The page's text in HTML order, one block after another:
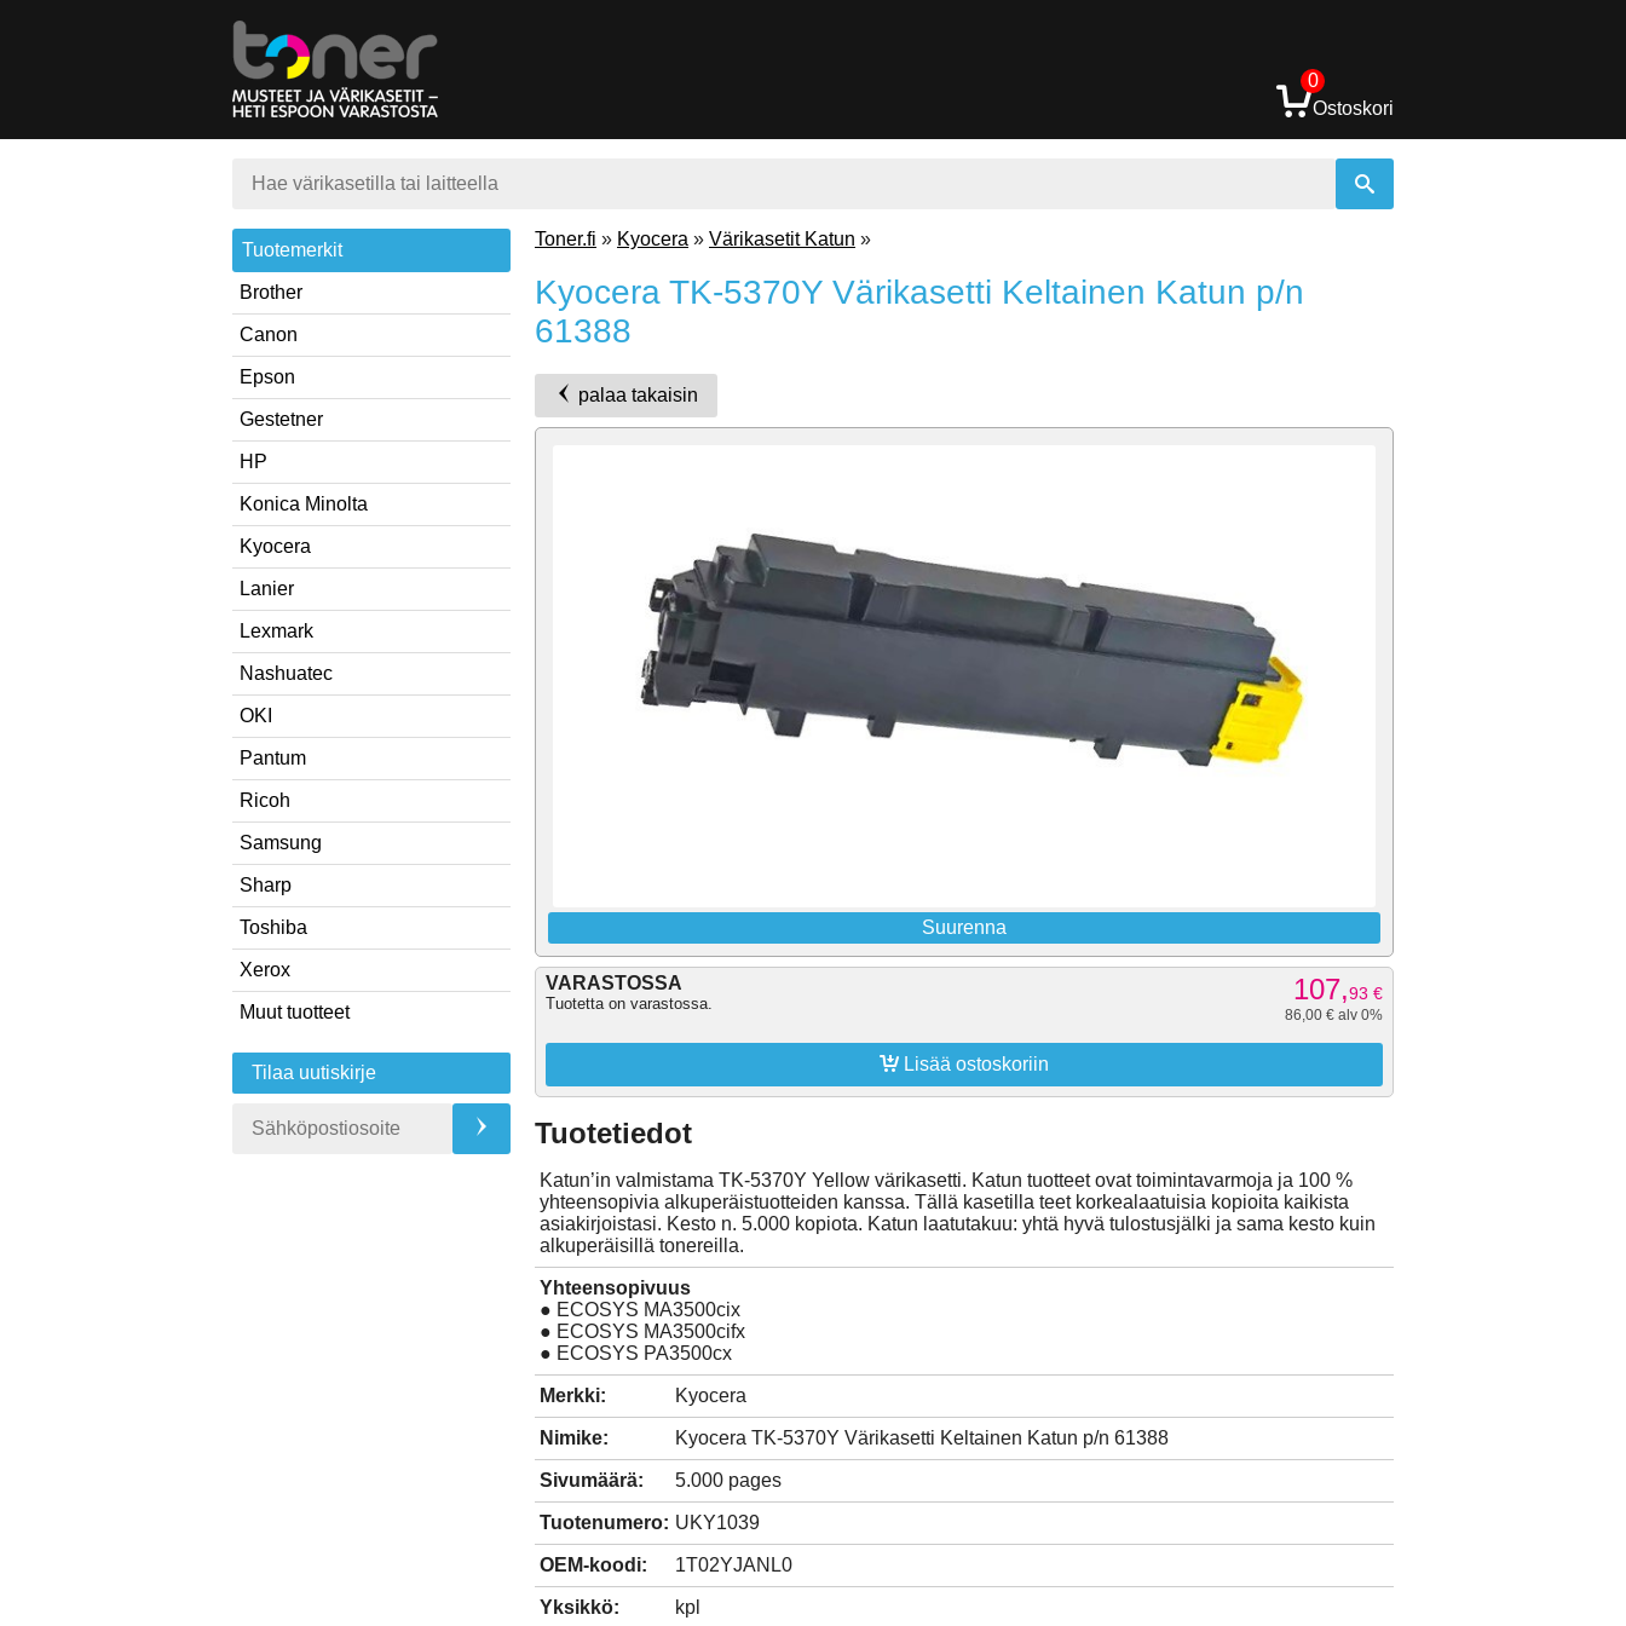
0
Ostoskori
Tuotemerkit
Brother
Canon
Epson
Gestetner
HP
Konica Minolta
Kyocera
Lanier
Lexmark
Nashuatec
OKI
Pantum
Ricoh
Samsung
Sharp
Toshiba
Xerox
Muut tuotteet
Tilaa uutiskirje
Toner.fi » Kyocera » Värikasetit Katun »
Kyocera TK-5370Y Värikasetti Keltainen Katun p/n
61388
palaa takaisin
Suurenna
VARASTOSSA
Tuotetta on varastossa. 107,93 €
86,00 € alv 0%
 Lisää ostoskoriin
Tuotetiedot
Katun’in valmistama TK-5370Y Yellow värikasetti. Katun tuotteet ovat toimintavarmoja ja 100 %
yhteensopivia alkuperäistuotteiden kanssa. Tällä kasetilla teet korkealaatuisia kopioita kaikista
asiakirjoistasi. Kesto n. 5.000 kopiota. Katun laatutakuu: yhtä hyvä tulostusjälki ja sama kesto kuin
alkuperäisillä tonereilla.
Yhteensopivuus
● ECOSYS MA3500cix
● ECOSYS MA3500cifx
● ECOSYS PA3500cx
Merkki: Kyocera
Nimike: Kyocera TK-5370Y Värikasetti Keltainen Katun p/n 61388
Sivumäärä: 5.000 pages
Tuotenumero: UKY1039
OEM-koodi: 1T02YJANL0
Yksikkö: kpl